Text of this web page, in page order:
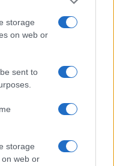
storage
on web or
sent to
storage
web or